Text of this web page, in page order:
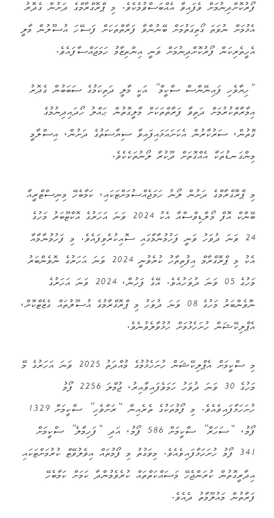
ފޯރުކޮށްދިނުމަށް ވެފައިވާ އެއްބަސްވުމެކެވެ. މި ޕްރޮގްރާމްގެ ދަށުން ގެދޮރު
އެޅުމަށް ނުވަތަ ގޯތިގަތުމަށް ބޭނުންވާ ފަރާތްތަކަށް ފަސޭހަ އުސޫލުން މާލީ
އެހީތެރިކަން ފޯރުކޮށްދިނުމަށް ވަނީ އިންތިޒާމު ހަމަޖައްސާފައެވެ.
“ހިޔާވެހި ފައިނޭންސް ސްކީމް” އަކީ މާލީ ދަތިކަމުގެ ސަބަބުން ގެދޮރު
އިމާރާތްކުރުމަށް ދަތިވާ ފަރާތްތަކަށް މާލީގޮތުން ޙައްލު ހޯދައިދިނުމުގެ
ގޮތުން، ސަރުކާރުން އެކަށައަޅައިފައިވާ ސިޔާސަތުގެ ދަށުން، އިސްލާމީ
މިންގަނޑުތަކާ އެއްގޮތަށް ދޫކުރާ ލޯނުތަކެކެވެ.
މި ޕްރޮގްރާމްގެ ދަށުން ލޯނު ހަމަޖެއްސުމަށްޓަކައި، ކަމާބެހޭ މިނިސްޓްރީއާ
ބޭންކް އޮފް މޯލްޑިވްސްއާ އެކު 2024 ވަނަ އަހަރުގެ އޮކްޓޫބަރު މަހުގެ
24 ވަނަ ދުވަހު ވަނީ ފަހުމުނާމާގައި ސޮއިކުރެވިފައެވެ. މި ފަހުމުނާމާއާ
އެކު މި ޕްރޮގްރާމް އިފުތިތާހު ކުރެވުނީ 2024 ވަނަ އަހަރުގެ ނޮވެންބަރު
މަހުގެ 05 ވަނަ ދުވަހުއެވެ. އޭގެ ފަހުން، 2024 ވަނަ އަހަރުގެ
ނޮވެންބަރު މަހުގެ 08 ވަނަ ދުވަހު މި ޕްރޮގްރާމުގެ އުސޫލުތައް ގެޒެޓްކޮށް،
އެޕްލިކޭޝަން ހުށަހެޅުމަށް ހުޅުވާލެވުނެވެ.
މި ސްކީމަށް އެޕްލިކޭޝަން ހުށަހެޅުމުގެ މުއްދަތު 2025 ވަނަ އަހަރުގެ މޭ
މަހުގެ 30 ވަނަ ދުވަހު ހަމަވެފައިވާއިރު، ޖުމްލަ 2256 ފޯމު
ހުށަހަޅާފައިވެއެވެ. މި ފޯމުތަކުގެ ތެރެއިން “ރަށްވެހި” ސްކީމަށް 1329
ފޯމު، “ސަހަރް” ސްކީމަށް 586 ފޯމު، އަދި “ފަހިމާލެ” ސްކީމަށް
341 ފޯމު ހުށަހަޅާފައިވެއެވެ. މިވަގުތު މި ފޯމުތައް އިވެލުވޭޓް ކުރުމަށްޓަކައި
އިދާރީގޮތުން ކުރަންޖެހޭ މަސައްކަތްތައް ކުރެވެމުންދާ ކަމަށް ކަމާބެހޭ
ފަރާތުން މައުލޫމާތު ދެއެވެ.